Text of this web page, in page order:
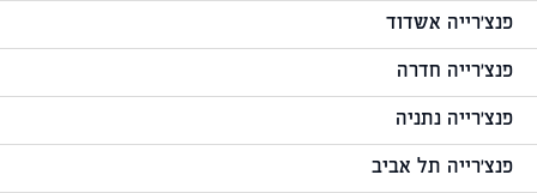
פנצ'רייה אשדוד
פנצ'רייה חדרה
פנצ'רייה נתניה
פנצ'רייה תל אביב